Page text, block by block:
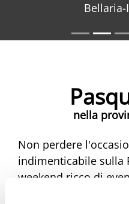
Bellaria-
nella
Non perdere
indimenticabile sulla
weekend ricco di
musica e mercatini ti